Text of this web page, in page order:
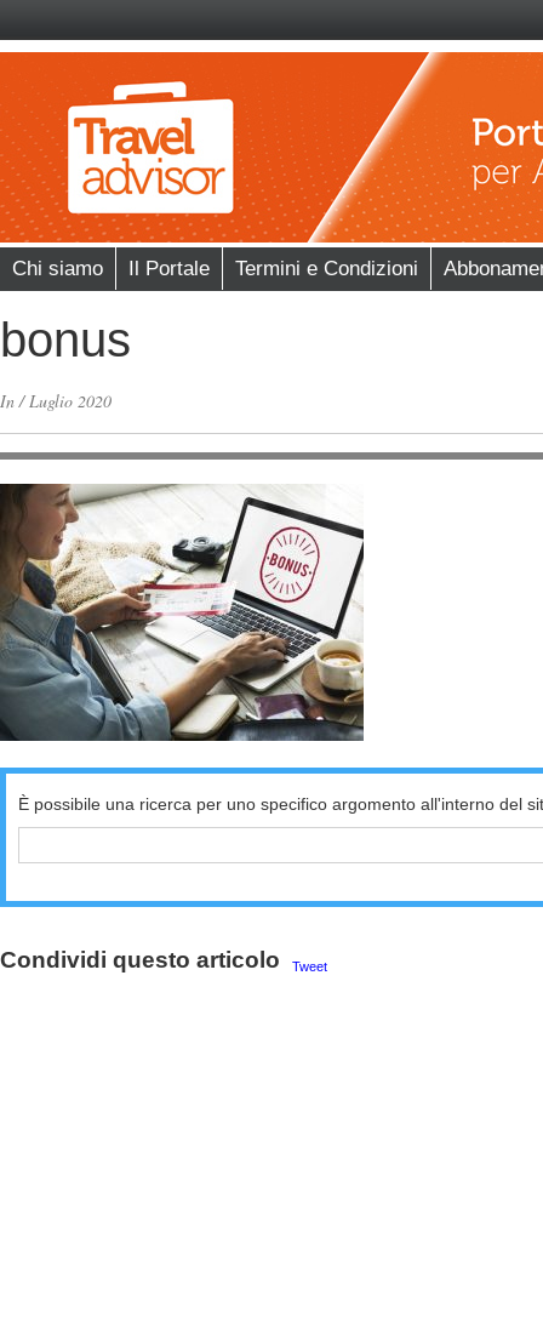
Chi siamo Il Portale Termini e Condizioni
bonus
In/Luglio 2020
È possibile una ricerca per uno specifico argomento all'interno del
Condividi questo articolo Tweet